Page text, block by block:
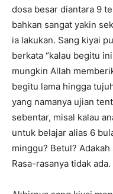
dosa besar diantara 9
bahkan sangat yakin
ia lakukan. Sang kiyai
berkata “kalau begitu
mungkin Allah
begitu lama hingga
yang namanya ujian
sebentar, misal kalau
untuk belajar alias 6
minggu? Betul?
Rasa-rasanya tidak ada.